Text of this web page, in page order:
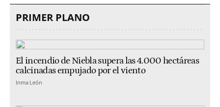
PRIMER PLANO
El incendio de Niebla supera las 4.000 hectáreas
calcinadas empujado por el viento
Inma León